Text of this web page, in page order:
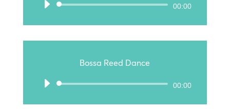
Audio-
00:00
Bossa Reed Dance
Audio-
00:00